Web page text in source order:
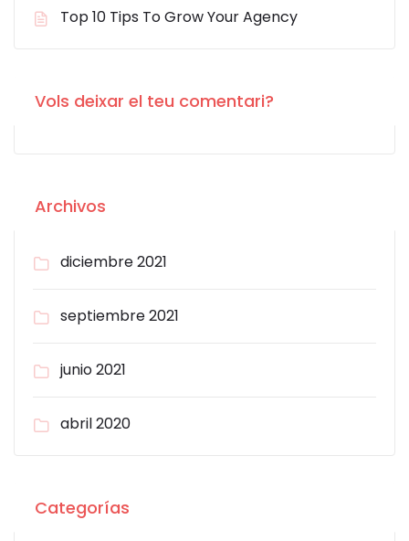
Top 10 Tips To Grow Your Agency
Vols deixar el teu comentari?
Archivos
diciembre 2021
septiembre 2021
junio 2021
abril 2020
Categorías